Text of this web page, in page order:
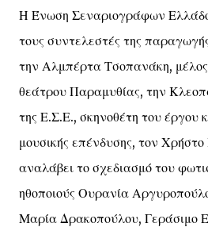
Η Ένωση Σεναριογράφων
τους συντελεστές της
την Αλμπέρτα Τσοπανάκη,
θεάτρου Παραμυθίας, την
της Ε.Σ.Ε., σκηνοθέτη του έργου
μουσικής επένδυσης, τον
αναλάβει το σχεδιασμό του
ηθοποιούς Ουρανία
Μαρία Δρακοπούλου, Γεράσιμο